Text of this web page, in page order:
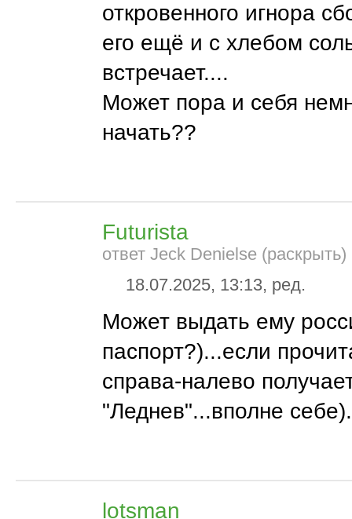
откровенного игнора
его ещё и с хлебом
встречает....
Может пора и себя
начать??
Futurista
ответ Jeck Denielse (раскрыть)
18.07.2025, 13:13, ред.
Может выдать ему
паспорт?)...если
справа-налево
"Леднев"...вполне
lotsman